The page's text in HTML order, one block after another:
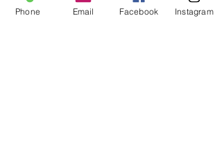
Wir werden Ihre Anfrage dann entsprechend der
Phone Email Facebook Instagram